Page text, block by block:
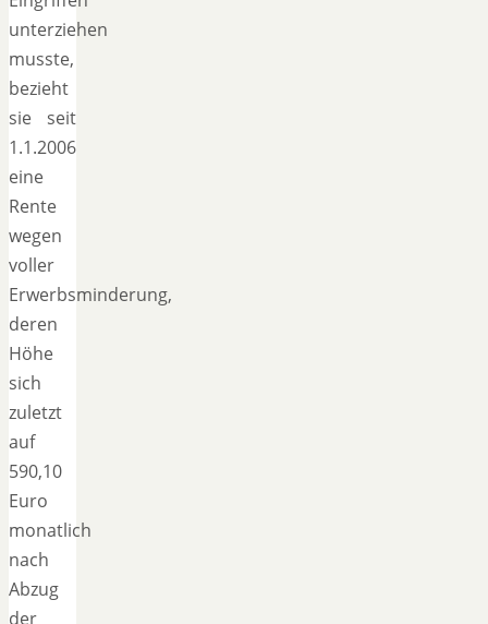
unterziehen
musste,
bezieht
sie seit
1.1.2006
eine
Rente
wegen
voller
Erwerbsminderung,
deren
Höhe
sich
zuletzt
auf
590,10
Euro
monatlich
nach
Abzug
der